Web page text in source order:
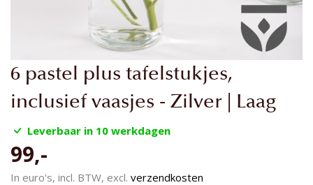
6 pastel plus tafelstukjes,
inclusief vaasjes - Zilver | Laag
Leverbaar in 10 werkdagen
99,-
In euro's, incl. BTW, excl. verzendkosten
Ga
naar
het
van
de
afbeeldingen-
gallerij